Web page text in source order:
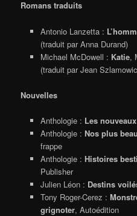
Romans traduits
Antonio Lanzetta :
(traduit par Anna Durand)
Michael McDowell : Katie,
(traduit par Jean
Nouvelles
Anthologie : Les
Anthologie : Nos plus
frappe
Anthologie : Histoires
Publisher
Julien Léon : Destins
Tony Roger-Cerez :
grignoter, Autoédition